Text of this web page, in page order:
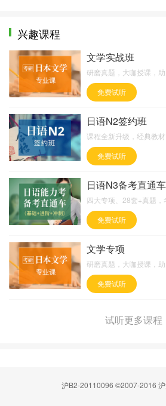
兴趣课程
文学实战班
研磨真题，大咖授课，
免费试听
日语N2签约班
课程全新升级，经典教
免费试听
四大专项、28套+真题
免费试听
文学专项
研磨真题，大咖授课，
免费试听
试听更多课程
沪B2-20110096 ©2007-2016 沪